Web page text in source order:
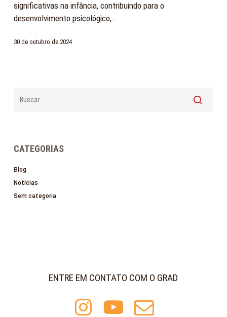
dar
um
de
criança
significativas na infância, contribuindo para o
desenvolvimento psicológico,…
30 de outubro de 2024
CATEGORIAS
Blog
Notícias
Sem categoria
ENTRE EM CONTATO COM O GRAD